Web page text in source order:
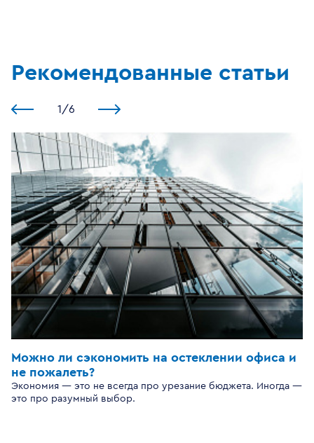
Рекомендованные статьи
1 /6
Можно ли сэкономить на остеклении офиса и
не пожалеть?
Экономия — это не всегда про урезание бюджета. Иногда —
это про разумный выбор.